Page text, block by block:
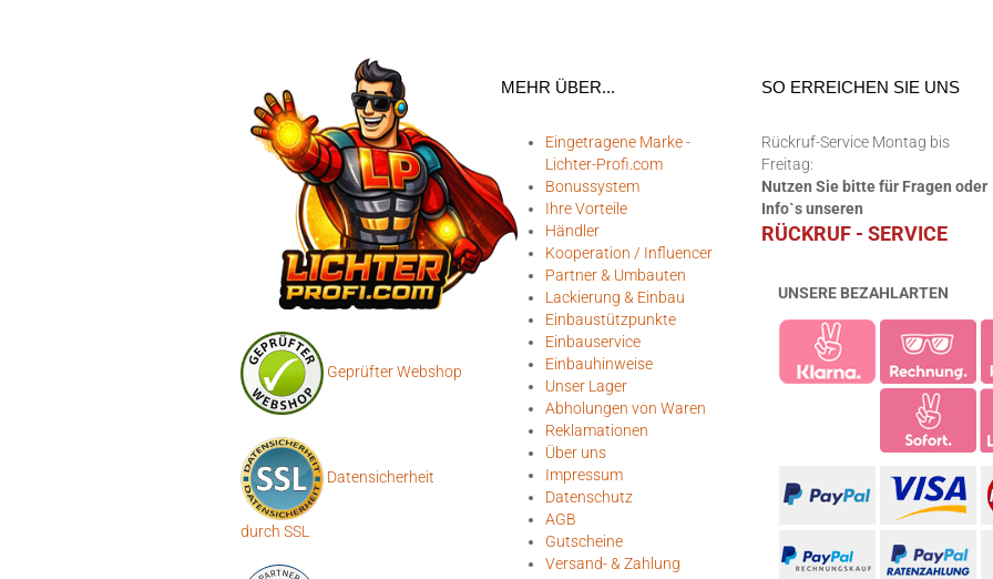
Geprüfter Webshop
Datensicherheit
durch SSL
MEHR ÜBER...
Eingetragene Marke -
Lichter-Profi.com
Bonussystem
Ihre Vorteile
Händler
Kooperation / Influencer
Partner & Umbauten
Lackierung & Einbau
Einbaustützpunkte
Einbauservice
Einbauhinweise
Unser Lager
Abholungen von Waren
Reklamationen
Über uns
Impressum
Datenschutz
AGB
Gutscheine
Versand- & Zahlung
SO ERREICHEN SIE UNS
Rückruf-Service Montag bis
Freitag:
Nutzen Sie bitte für Fragen oder
Info`s unseren
RÜCKRUF - SERVICE
UNSERE BEZAHLARTEN